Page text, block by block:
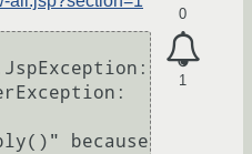
0
1
because